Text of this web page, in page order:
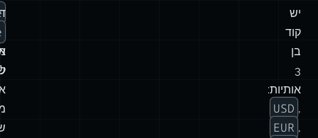
יש
קוד
בן
3
אותיות:
USD ,
EUR ,